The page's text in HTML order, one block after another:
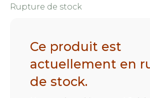
Rupture de stock
Ce produit est
actuellement en
de stock.